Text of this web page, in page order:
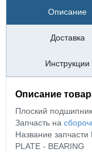
Описание
Доставка
Инструкции
Описание
Плоский подшипник
Запчасть на
Название
PLATE - BEARING